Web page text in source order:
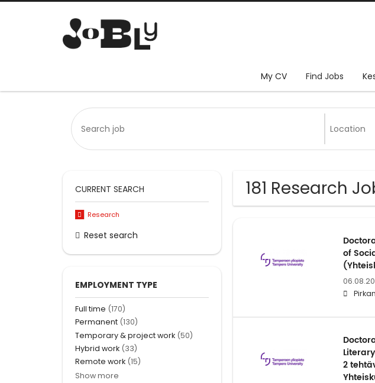
My CV Find Jobs
181 Research
of
2
CURRENT SEARCH
Research
Reset search
EMPLOYMENT TYPE
Full time (170)
Permanent (130)
Temporary & project work (50)
Hybrid work (33)
Remote work (15)
Show more